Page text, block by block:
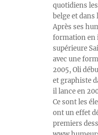
quotidiens
belge et dans
Après ses
formation en
supérieure
avec une
2005, Oli
et graphiste
il lance en
Ce sont les
ont un effet
premiers